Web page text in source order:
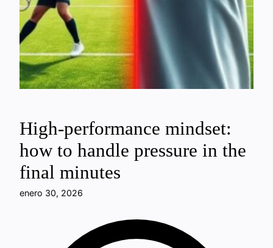
High-performance mindset:
how to handle pressure in the
final minutes
enero 30, 2026